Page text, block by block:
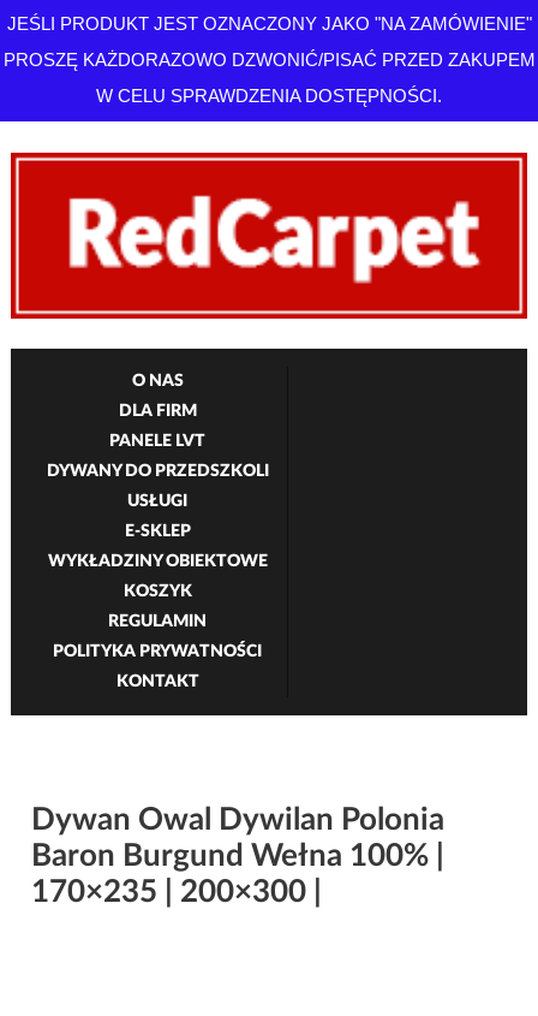
JEŚLI PRODUKT JEST OZNACZONY JAKO "NA ZAMÓWIENIE"
PROSZĘ KAŻDORAZOWO DZWONIĆ/PISAĆ PRZED ZAKUPEM
W CELU SPRAWDZENIA DOSTĘPNOŚCI.
O NAS
DLA FIRM
PANELE LVT
DYWANY DO PRZEDSZKOLI
USŁUGI
E-SKLEP
WYKŁADZINY OBIEKTOWE
KOSZYK
REGULAMIN
POLITYKA PRYWATNOŚCI
KONTAKT
Dywan Owal Dywilan Polonia
Baron Burgund Wełna 100% |
170×235 | 200×300 |